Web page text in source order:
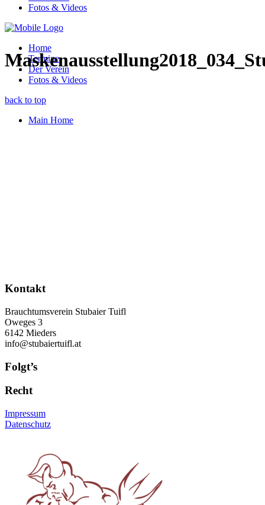
Fotos & Videos
Home
Termine
Der Verein
Fotos & Videos
back to top
Main Home
Kontakt
Brauchtumsverein Stubaier Tuifl
Oweges 3
6142 Mieders
info@stubaiertuifl.at
Folgt’s
Recht
Impressum
Datenschutz